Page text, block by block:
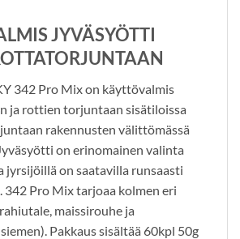
JYVÄSYÖTTI
342 Pro Mix on käyttövalmis
ja rottien torjuntaan sisätiloissa
rakennusten välittömässä
on erinomainen valinta
jyrsijöillä on saatavilla runsaasti
342 Pro Mix tarjoaa kolmen eri
maissirouhe ja
Pakkaus sisältää 60kpl 50g